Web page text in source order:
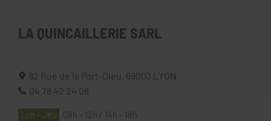
LA QUINCAILLERIE SARL
82 Rue de la Part-Dieu, 69003
LYON
04 78 42 24 08
Lun - Jeu
08h - 12h / 14h - 18h